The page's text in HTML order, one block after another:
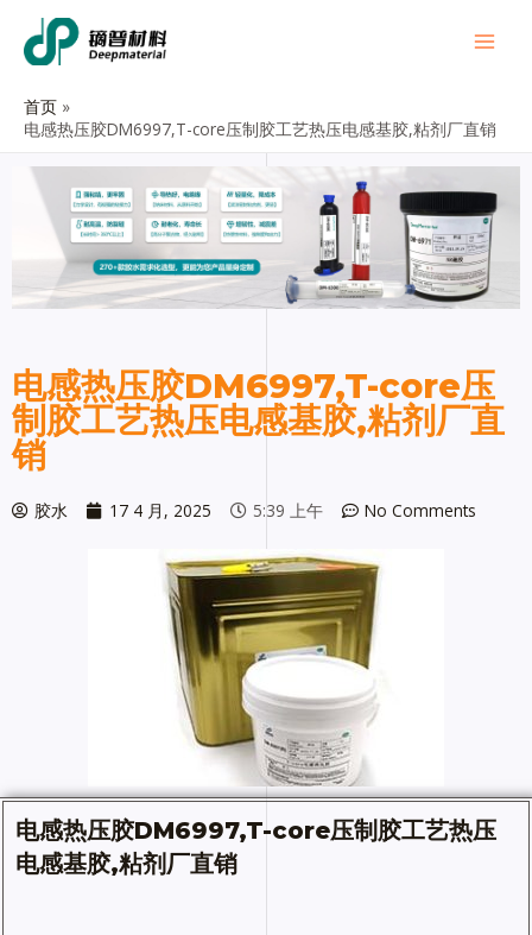
首页
电感热压胶DM6997,T-core压制胶工艺热压电感基胶,粘剂厂直销
电感热压胶DM6997,T-core压
制胶工艺热压电感基胶,粘剂厂直
销
胶水 17 4 月, 2025 5:39 上午 No Comments
电感热压胶DM6997,T-core压制胶工艺热压
电感基胶,粘剂厂直销